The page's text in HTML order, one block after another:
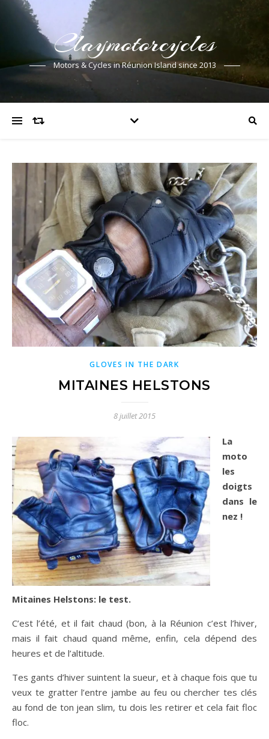
Claymotorcycles
Motors & Cycles in Réunion Island since 2013
GLOVES IN THE DARK
MITAINES HELSTONS
8 juillet 2015
La
moto
les
doigts
dans le
nez !
Mitaines Helstons: le test.
C’est l’été, et il fait chaud (bon, à la Réunion c’est l’hiver,
mais il fait chaud quand même, enfin, cela dépend des
heures et de l’altitude.
Tes gants d’hiver suintent la sueur, et à chaque fois que tu
veux te gratter l’entre jambe au feu ou chercher tes clés
au fond de ton jean slim, tu dois les retirer et cela fait floc
floc.